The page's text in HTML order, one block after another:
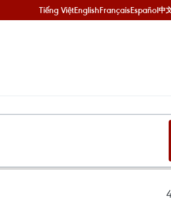
Tiếng ViệtEnglishFrançaisEspañol中